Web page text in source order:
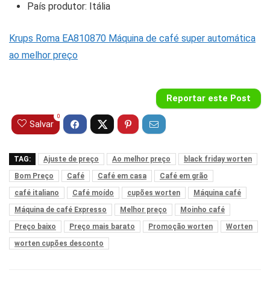
País produtor: Itália
Krups Roma EA810870 Máquina de café super automática
ao melhor preço
Reportar este Post
Salvar
0
TAG: Ajuste de preço Ao melhor preço
black friday worten
Bom Preço
Café Café em casa
Café em grão
café italiano
Café moído cupões worten
Máquina café
Máquina de café Expresso
Melhor preço
Moinho café
Preço baixo
Preço mais barato Promoção worten
Worten
worten cupões desconto